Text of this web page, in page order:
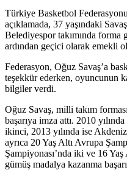
Türkiye Basketbol
açıklamada, 37 yaşındaki
Belediyespor takımında forma
ardından geçici olarak emekli
Federasyon, Oğuz Savaş’a
teşekkür ederken, oyuncunun
bilgiler verdi.
Oğuz Savaş, milli takım
başarıya imza attı. 2010
ikinci, 2013 yılında ise
ayrıca 20 Yaş Altı Avrupa
Şampiyonası’nda iki ve 16
gümüş madalya kazanma